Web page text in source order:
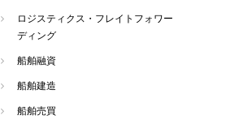
ロジスティクス・フレイトフォワー
ディング
船舶融資
船舶建造
船舶売買